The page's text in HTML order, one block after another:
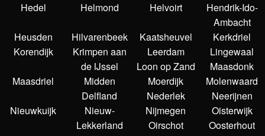
Hedel
Helmond Helvoirt
Hendrik-Ido-
Ambacht
Heusden
Hilvarenbeek Kaatsheuvel
Kerkdriel
Korendijk
Krimpen aan
de IJssel
Leerdam
Lingewaal
Loon op Zand
Maasdonk
Maasdriel
Midden
Delfland
Moerdijk
Molenwaard
Nederlek
Neerijnen
Nieuwkuijk
Nieuw-
Lekkerland
Nijmegen
Oisterwijk
Oirschot
Oosterhout